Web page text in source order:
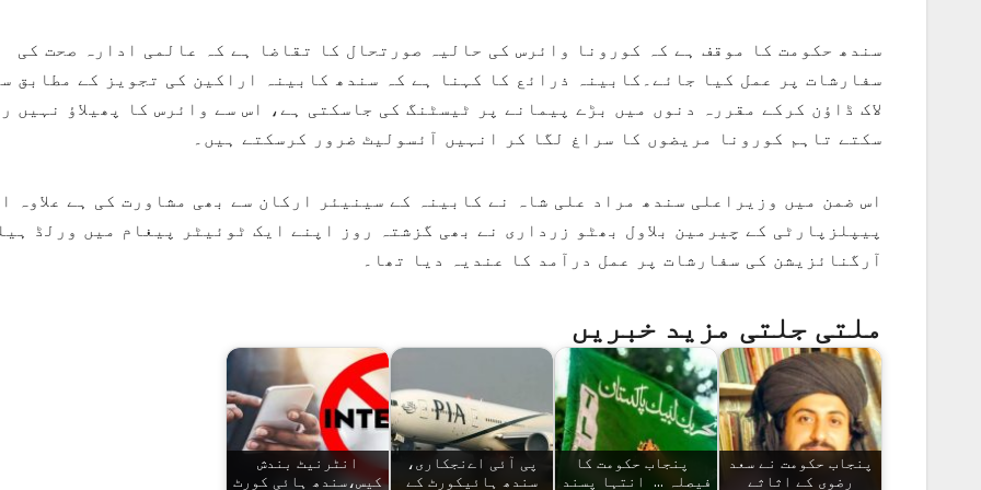
سندھ حکومت کا موقف ہے کہ کورونا وائرس کی حالیہ صورتحال کا تقاضا ہے کہ عالمی ادارہ صحت کی
سفارشات پر عمل کیا جائے۔کابینہ ذرائع کا کہنا ہے کہ سندھ کابینہ اراکین کی تجویز کے مطابق
لاک ڈاؤن کرکے مقررہ دنوں میں بڑے پیمانے پر ٹیسٹنگ کی جاسکتی ہے، اس سے وائرس کا پھیلاؤ نہیں
سکتے تاہم کورونا مریضوں کا سراغ لگا کر انہیں آئسولیٹ ضرور کرسکتے ہیں۔
اس ضمن میں وزیراعلی سندھ مراد علی شاہ نے کابینہ کے سینیئر ارکان سے بھی مشاورت کی ہے علاوہ
پیپلزپارٹی کے چیرمین بلاول بھٹو زرداری نے بھی گزشتہ روز اپنے ایک ٹوئیٹر پیغام میں ورلڈ
آرگنائزیشن کی سفارشات پر عمل درآمد کا عندیہ دیا تھا۔
ملتی جلتی مزید خبریں
پنجاب حکومت نے سعد
رضوی کے اثاثے
پنجاب حکومت کا
فیصلہ ... انتہا پسند
پی آئی اےنجکاری،
سندھ ہائیکورٹ کے
انٹرنیٹ بندش
کیس،سندھ ہائی کورٹ